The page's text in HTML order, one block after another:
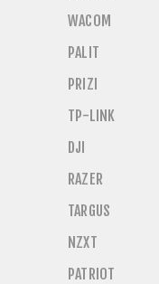
WACOM
PALIT
PRIZI
TP-LINK
DJI
RAZER
TARGUS
NZXT
PATRIOT